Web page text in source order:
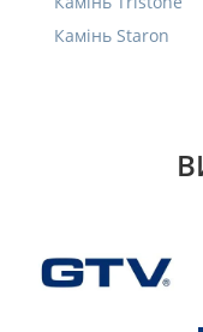
Камінь Staron